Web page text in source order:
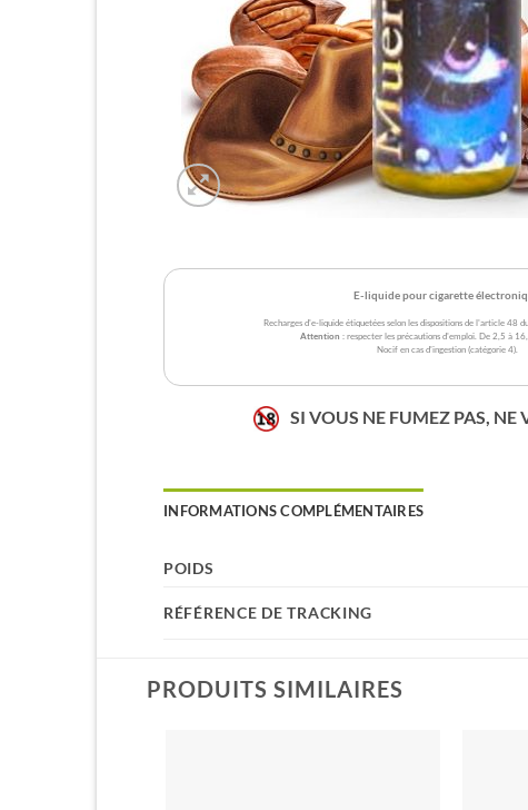
E-liquide pour cigarette
Recharges d'e-liquide étiquetées selon les dispositions de l'article 48
Attention : respecter les précautions d'emploi. De 2,5 à
Nocif en cas d'ingestion (catégorie 4).
SI VOUS NE FUMEZ PAS, NE
INFORMATIONS COMPLÉMENTAIRES
POIDS
RÉFÉRENCE DE TRACKING
PRODUITS SIMILAIRES